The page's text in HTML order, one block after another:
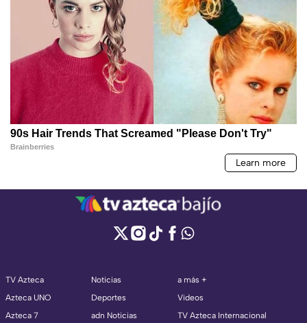
TV Azteca
Azteca UNO
Azteca 7
Noticias
Deportes
adn Noticias
a más +
Videos
TV Azteca Internacional